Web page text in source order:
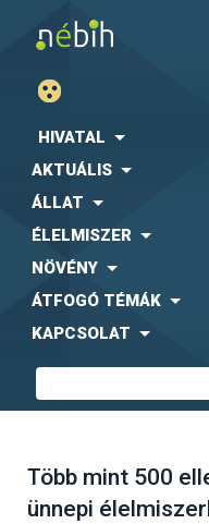
HIVATAL
AKTUÁLIS
ÁLLAT
ÉLELMISZER
NÖVÉNY
ÁTFOGÓ TÉMÁK
KAPCSOLAT
Több mint 500
ünnepi